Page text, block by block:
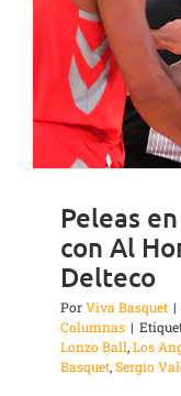
Peleas
con Al
Delteco
PorViva Basquet |
Columnas |
Lonzo Ball,Los
Basquet,Sergio